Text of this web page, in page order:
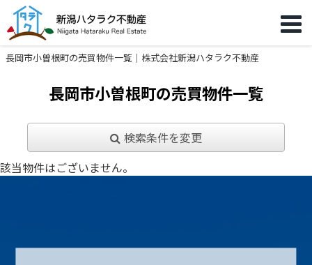
長岡市小曽根町の売買物件一覧｜株式会社新潟ハタラク不動産
長岡市小曽根町の売買物件一覧
検索条件を変更
該当物件はございません。